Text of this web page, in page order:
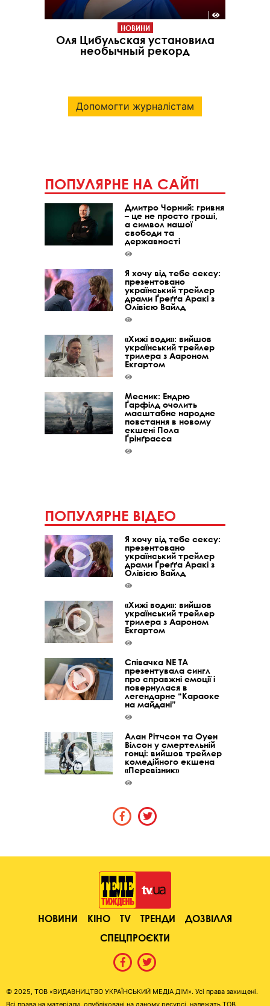
НОВИНИ
Оля Цибульская установила
необычный рекорд
Допомогти журналістам
ПОПУЛЯРНЕ НА САЙТІ
Дмитро Чорний: гривня
– це не просто гроші,
а символ нашої
свободи та
державності
Я хочу від тебе сексу:
презентовано
український трейлер
драми Ґреґґа Аракі з
Олівією Вайлд
«Хижі води»: вийшов
український трейлер
трилера з Аароном
Екгартом
Месник: Ендрю
Ґарфілд очолить
масштабне народне
повстання в новому
екшені Пола
Ґрінґрасса
ПОПУЛЯРНЕ ВІДЕО
Я хочу від тебе сексу:
презентовано
український трейлер
драми Ґреґґа Аракі з
Олівією Вайлд
«Хижі води»: вийшов
український трейлер
трилера з Аароном
Екгартом
Співачка NE TA
презентувала сингл
про справжні емоції і
повернулася в
легендарне “Караоке
на майдані”
Алан Рітчсон та Оуен
Вілсон у смертельній
гонці: вийшов трейлер
комедійного екшена
«Перевізник»
НОВИНИ КІНО TV ТРЕНДИ
ДОЗВІЛЛЯ
СПЕЦПРОЄКТИ
© 2025, ТОВ «ВИДАВНИЦТВО УКРАЇНСЬКИЙ МЕДІА ДІМ». Усі права захищені.
Всі права на матеріали, опубліковані на даному ресурсі, належать ТОВ